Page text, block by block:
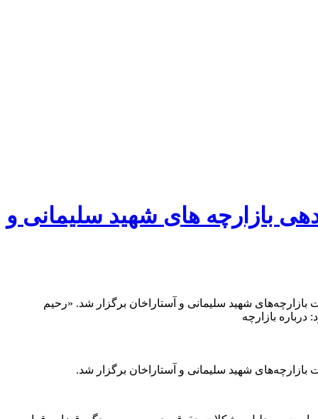
بازارچه ‌های شهید سلیمانی و
شهید سلیمانی و آستاراخان برگزار شد. «رحیم
بازارچه
شهید سلیمانی و آستاراخان برگزار شد.